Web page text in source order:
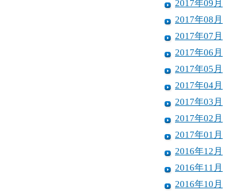
2017年09月
2017年08月
2017年07月
2017年06月
2017年05月
2017年04月
2017年03月
2017年02月
2017年01月
2016年12月
2016年11月
2016年10月